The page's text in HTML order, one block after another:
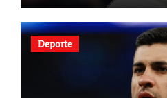
Deporte